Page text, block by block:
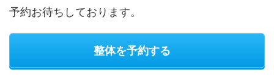
予約お待ちしております。
整体を予約する